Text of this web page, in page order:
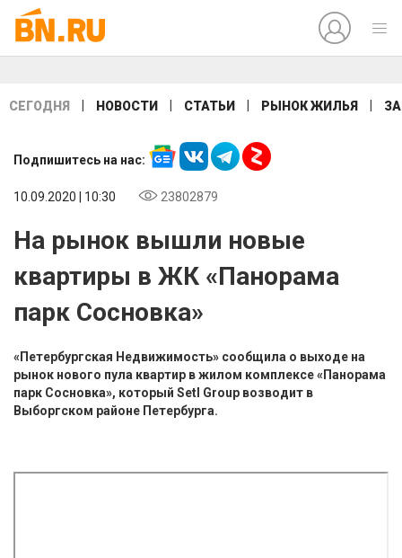
СЕГОДНЯ НОВОСТИ СТАТЬИ РЫНОК ЖИЛЬЯ
Подпишитесь на нас:
10.09.2020 | 10:30 23802879
На рынок вышли новые
квартиры в ЖК «Панорама
парк Сосновка»
«Петербургская Недвижимость» сообщила о выходе на
рынок нового пула квартир в жилом комплексе «Панорама
парк Сосновка», который Setl Group возводит в
Выборгском районе Петербурга.